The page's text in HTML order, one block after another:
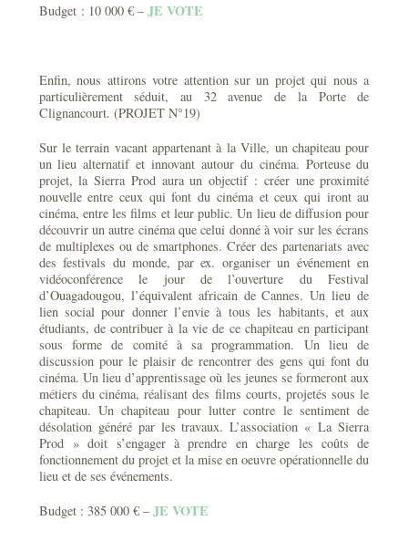
Budget : 10 000 € – JE VOTE
Enfin, nous attirons votre attention sur un projet qui nous a
particulièrement séduit, au 32 avenue de la Porte de
Clignancourt. (PROJET N°19)
Sur le terrain vacant appartenant à la Ville, un chapiteau pour
un lieu alternatif et innovant autour du cinéma. Porteuse du
projet, la Sierra Prod aura un objectif : créer une proximité
nouvelle entre ceux qui font du cinéma et ceux qui iront au
cinéma, entre les films et leur public. Un lieu de diffusion pour
découvrir un autre cinéma que celui donné à voir sur les écrans
de multiplexes ou de smartphones. Créer des partenariats avec
des festivals du monde, par ex. organiser un événement en
vidéoconférence le jour de l’ouverture du Festival
d’Ouagadougou, l’équivalent africain de Cannes. Un lieu de
lien social pour donner l’envie à tous les habitants, et aux
étudiants, de contribuer à la vie de ce chapiteau en participant
sous forme de comité à sa programmation. Un lieu de
discussion pour le plaisir de rencontrer des gens qui font du
cinéma. Un lieu d’apprentissage où les jeunes se formeront aux
métiers du cinéma, réalisant des films courts, projetés sous le
chapiteau. Un chapiteau pour lutter contre le sentiment de
désolation généré par les travaux. L’association « La Sierra
Prod » doit s’engager à prendre en charge les coûts de
fonctionnement du projet et la mise en oeuvre opérationnelle du
lieu et de ses événements.
Budget : 385 000 € – JE VOTE